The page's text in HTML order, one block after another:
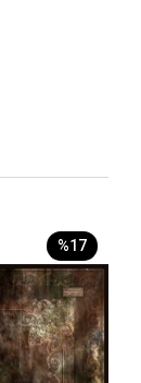
%17